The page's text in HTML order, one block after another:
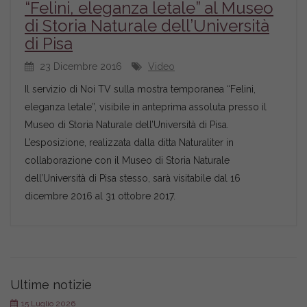
“Felini, eleganza letale” al Museo
di Storia Naturale dell’Università
di Pisa
23 Dicembre 2016 Video
Il servizio di Noi TV sulla mostra temporanea “Felini,
eleganza letale”, visibile in anteprima assoluta presso il
Museo di Storia Naturale dell’Università di Pisa.
L’esposizione, realizzata dalla ditta Naturaliter in
collaborazione con il Museo di Storia Naturale
dell’Università di Pisa stesso, sarà visitabile dal 16
dicembre 2016 al 31 ottobre 2017.
Ultime notizie
15 Luglio 2026